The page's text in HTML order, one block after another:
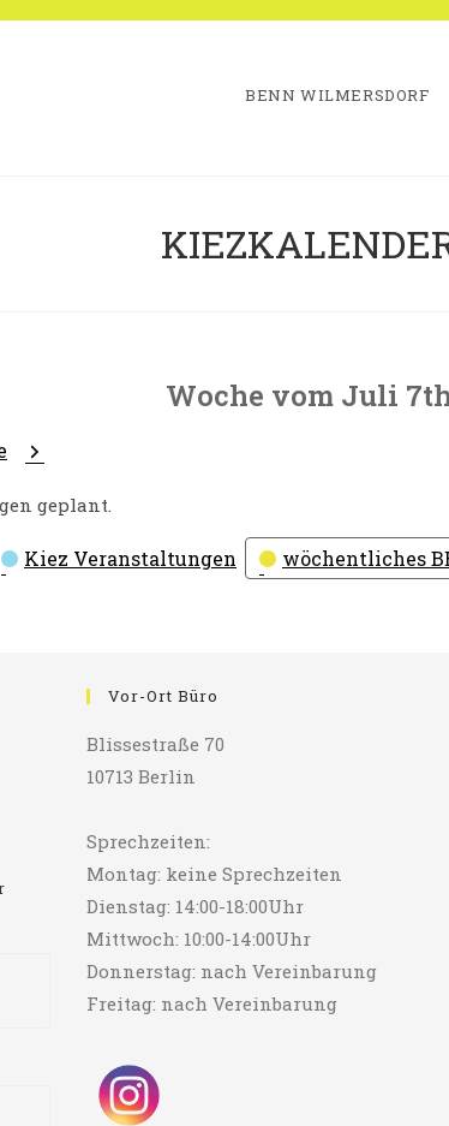
BENN WILMERSDORF
Woche vom Juli
Weiter
geplant.
Kiez Veranstaltungen wöchentliches
Vor-Ort Büro
Blissestraße 70
10713 Berlin
Sprechzeiten:
Montag: keine Sprechzeiten
Dienstag: 14:00-18:00Uhr
Mittwoch: 10:00-14:00Uhr
Donnerstag: nach Vereinbarung
Freitag: nach Vereinbarung